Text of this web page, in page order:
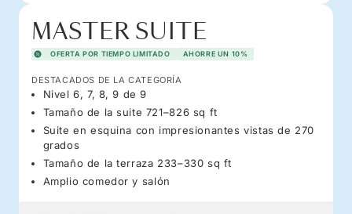
MASTER SUITE
OFERTA POR TIEMPO LIMITADO AHORRE UN 10%
DESTACADOS DE LA CATEGORÍA
Nivel 6, 7, 8, 9 de 9
Tamaño de la suite 721–826 sq ft
Suite en esquina con impresionantes vistas de 270
grados
Tamaño de la terraza 233–330 sq ft
Amplio comedor y salón